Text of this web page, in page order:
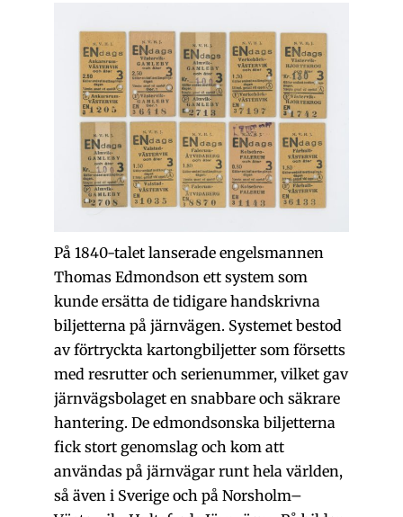
På 1840-talet lanserade engelsmannen
Thomas Edmondson ett system som
kunde ersätta de tidigare handskrivna
biljetterna på järnvägen. Systemet bestod
av förtryckta kartongbiljetter som försetts
med resrutter och serienummer, vilket gav
järnvägsbolaget en snabbare och säkrare
hantering. De edmondsonska biljetterna
fick stort genomslag och kom att
användas på järnvägar runt hela världen,
så även i Sverige och på Norsholm–